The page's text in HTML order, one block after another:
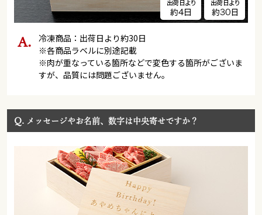
冷凍商品：出荷日より約30日
※各商品ラベルに別途記載
※肉が重なっている箇所などで変色する箇所がございま
すが、品質には問題ございません。
Q. メッセージやお名前、数字は中央寄せですか？